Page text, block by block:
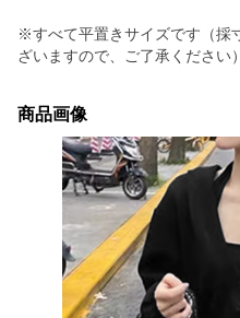
※すべて平置きサイズです（採
ざいますので、ご了承ください
商品画像